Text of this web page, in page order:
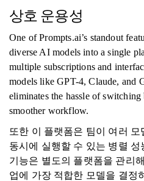
상호 운용성
One of Prompts.ai’s standout
diverse AI models into a single
multiple subscriptions and
models like GPT-4, Claude, and
eliminates the hassle of switching
smoother workflow.
또한 이 플랫폼은 팀이 여러
동시에 실행할 수 있는 병렬 성
기능은 별도의 플랫폼을 관리
업에 가장 적합한 모델을 결정